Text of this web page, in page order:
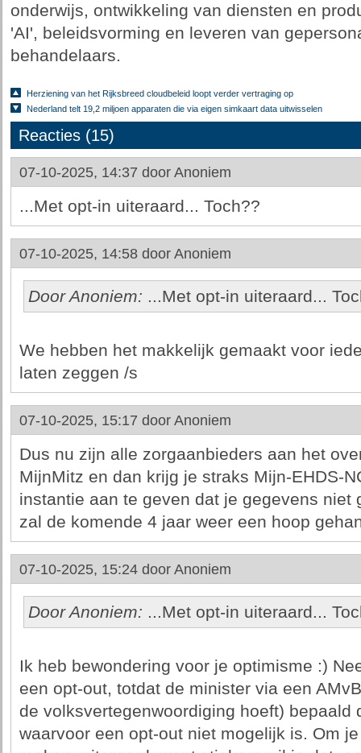
onderwijs, ontwikkeling van diensten en
'AI', beleidsvorming en leveren van
behandelaars.
Herziening van het Rijksbreed cloudbeleid loopt verder vertraging op
Nederland telt 19,2 miljoen apparaten die via eigen simkaart data uitwisselen
Reacties (15)
07-10-2025, 14:37 door Anoniem
...Met opt-in uiteraard... Toch??
07-10-2025, 14:58 door Anoniem
Door Anoniem: ...Met opt-in uiteraard...
We hebben het makkelijk gemaakt voor
laten zeggen /s
07-10-2025, 15:17 door Anoniem
Dus nu zijn alle zorgaanbieders aan het
MijnMitz en dan krijg je straks Mijn-EHDS-
instantie aan te geven dat je gegevens niet
zal de komende 4 jaar weer een hoop
07-10-2025, 15:24 door Anoniem
Door Anoniem: ...Met opt-in uiteraard...
Ik heb bewondering voor je optimisme :)
een opt-out, totdat de minister via een
de volksvertegenwoordiging hoeft) bepaald
waarvoor een opt-out niet mogelijk is. Om